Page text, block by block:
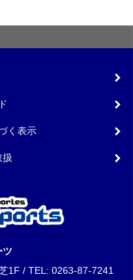
く表示
扱
ツ
1F / TEL: 0263-87-7241